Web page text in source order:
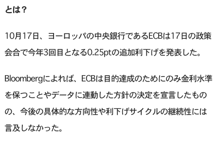
とは？
10月17日、ヨーロッパの中央銀行であるECBは17日の政策
会合で今年3回目となる0.25ptの追加利下げを発表した。
Bloombergによれば、ECBは目的達成のためにのみ金利水準
を保つことやデータに連動した方針の決定を宣言したもの
の、今後の具体的な方向性や利下げサイクルの継続性には
言及しなかった。